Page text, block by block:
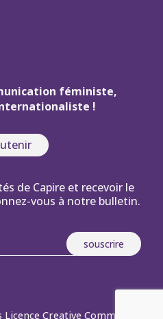
féministe,
!
de Capire et recevoir le
vous à notre bulletin.
Creative Commons